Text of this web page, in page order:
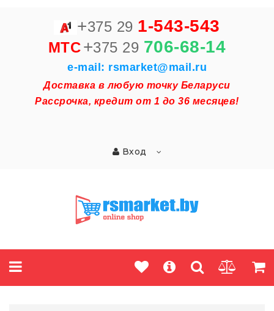
+375 29 1-543-543
MTC+375 29 706-68-14
e-mail: rsmarket@mail.ru
Доставка в любую точку Беларуси
Рассрочка, кредит от 1 до 36 месяцев!
Вход